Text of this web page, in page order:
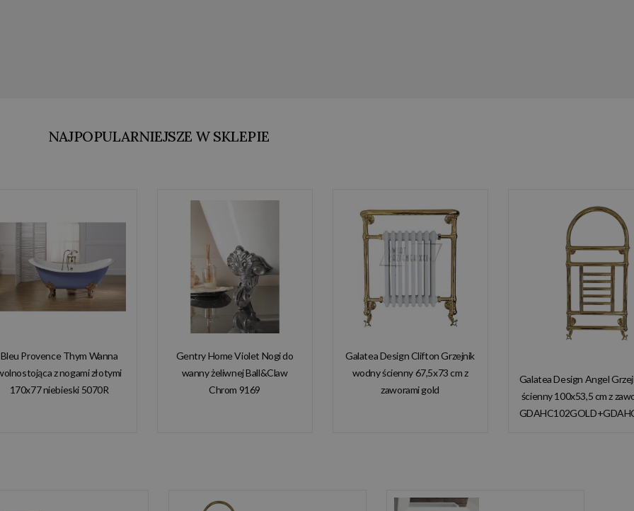
NAJPOPULARNIEJSZE W SKLEPIE
Bleu Provence Thym Wanna
z nogami złotymi
170x77 niebieski 5070R
Gentry Home Violet Nogi do
wanny żeliwnej Ball&Claw
Chrom 9169
Galatea Design Clifton Grzejnik
wodny ścienny 67,5x73 cm z
zaworami gold
Galatea Design Angel
ścienny 100x53,5 cm z